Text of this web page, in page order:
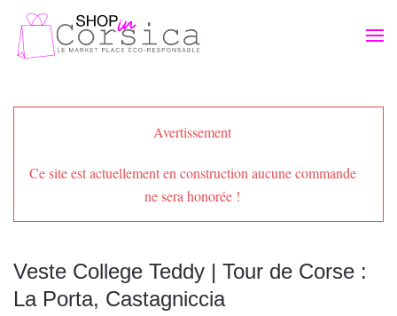
Passer au contenu principal
Avertissement
Ce site est actuellement en construction aucune commande
ne sera honorée !
Veste College Teddy | Tour de Corse :
La Porta, Castagniccia